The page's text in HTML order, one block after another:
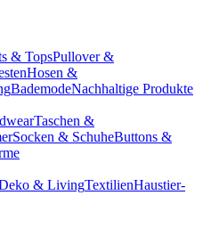
& TopsPullover &
Hosen &
BademodeNachhaltige Produkte
Taschen &
Socken & SchuheButtons &
& LivingTextilienHaustier-